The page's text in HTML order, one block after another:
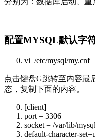
配置MYSQL默认字
vi /etc/mysql/my.cnf
点击键盘G跳转至内容最
态，复制下面的内容。
[client]
port = 3306
socket = /var/lib/
default-character-set